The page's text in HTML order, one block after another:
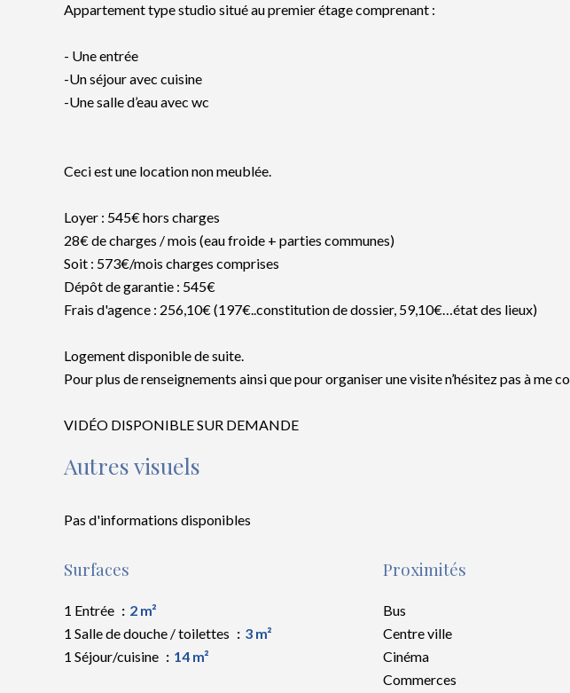
Appartement type studio situé au premier étage comprenant :
- Une entrée
-Un séjour avec cuisine
-Une salle d’eau avec wc
Ceci est une location non meublée.
Loyer : 545€ hors charges
28€ de charges / mois (eau froide + parties communes)
Soit : 573€/mois charges comprises
Dépôt de garantie : 545€
Frais d'agence : 256,10€ (197€..constitution de dossier, 59,10€…état des lieux)
Logement disponible de suite.
Pour plus de renseignements ainsi que pour organiser une visite n’hésitez pas à me
VIDÉO DISPONIBLE SUR DEMANDE
Autres visuels
Pas d'informations disponibles
Surfaces
1 Entrée
2 m²
1 Salle de douche / toilettes
3 m²
1 Séjour/cuisine
14 m²
Proximités
Bus
Centre ville
Cinéma
Commerces